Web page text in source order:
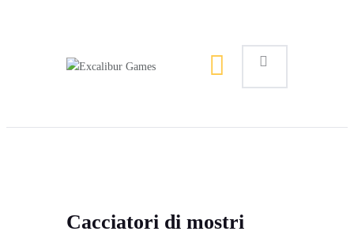
Cacciatori di mostri